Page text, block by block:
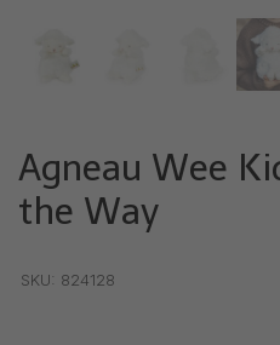
Agneau Wee
the Way
SKU: 824128